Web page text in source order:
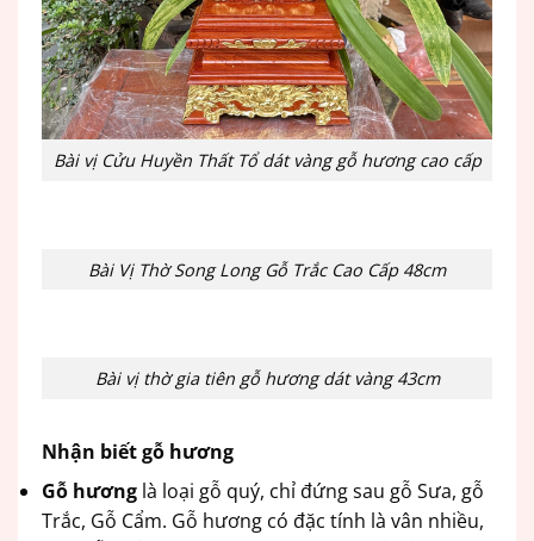
Bài vị Cửu Huyền Thất Tổ dát vàng gỗ hương cao cấp
Bài Vị Thờ Song Long Gỗ Trắc Cao Cấp 48cm
Bài vị thờ gia tiên gỗ hương dát vàng 43cm
Nhận biết gỗ hương
Gỗ hương là loại gỗ quý, chỉ đứng sau gỗ Sưa, gỗ
Trắc, Gỗ Cẩm. Gỗ hương có đặc tính là vân nhiều,